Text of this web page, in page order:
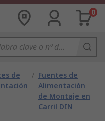
0
de
/ Fuentes de
Alimentación
de Montaje en
Carril DIN